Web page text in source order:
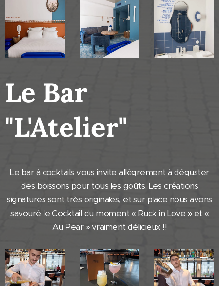
Le Bar
"L'Atelier"
Le bar à cocktails vous invite allègrement à déguster
des boissons pour tous les goûts. Les créations
signatures sont très originales, et sur place nous avons
savouré le Cocktail du moment « Ruck in Love » et «
Au Pear » vraiment délicieux !!